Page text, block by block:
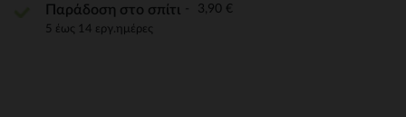
Παράδοση στο σπίτι 3,90 €
5 έως 14 εργ.ημέρες